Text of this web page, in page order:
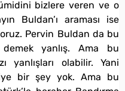
bizlere veren ve o
Buldan’ı araması ise
Pervin Buldan da bu
yanlış. Ama bu
yanlışları olabilir. Yani
bir şey yok. Ama bu